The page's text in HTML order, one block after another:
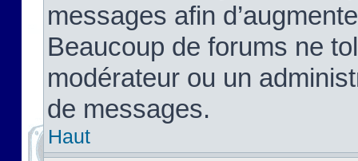
messages afin
Beaucoup de forums ne
modérateur ou un
de messages.
Haut